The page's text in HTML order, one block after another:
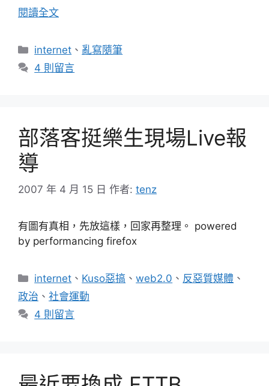
閱讀全文
分
類
internet 、 亂寫隨筆
4 則留言
部落客挺樂生現場Live報
導
2007 年 4 月 15 日 作者: tenz
有圖有真相，先放這樣，回家再整理。 powered
by performancing firefox
分
類
internet 、 Kuso惡搞 、web2.0 、 反惡質媒體 、
政治 、 社會運動
4 則留言